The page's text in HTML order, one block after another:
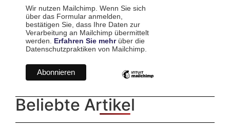
Wir nutzen Mailchimp. Wenn Sie sich
über das Formular anmelden,
bestätigen Sie, dass Ihre Daten zur
Verarbeitung an Mailchimp übermittelt
werden. Erfahren Sie mehrüber die
Datenschutzpraktiken von Mailchimp.
Beliebte Artikel